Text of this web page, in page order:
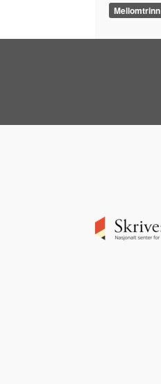
Mellomtrinn
Image